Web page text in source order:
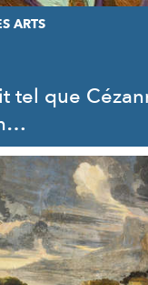
ARTS
tel que